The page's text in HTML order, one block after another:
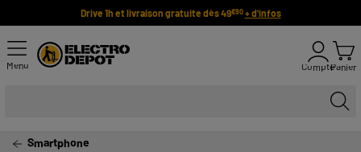
Drive 1h et livraison gratuite dès 49€90 + d'infos
Menu ComptePanier
Smartphone